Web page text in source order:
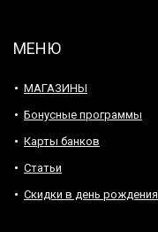
МЕНЮ
МАГАЗИНЫ
Бонусные программы
Карты банков
Статьи
Скидки в день рождения